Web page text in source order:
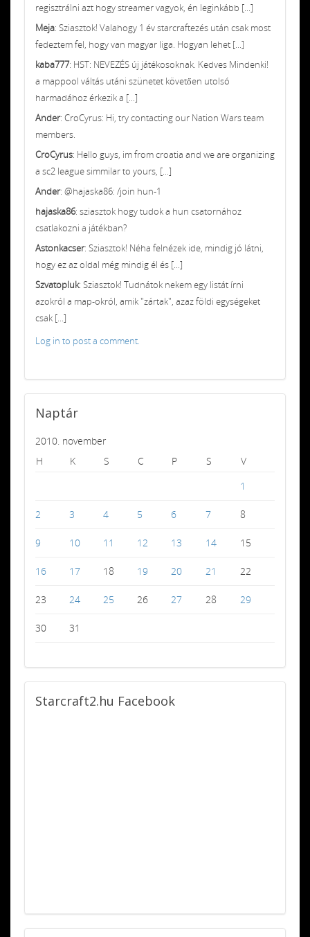
regisztrálni azt hogy streamer vagyok, én leginkább [...]
Meja: Sziasztok! Valahogy 1 év starcraftezés után csak most
fedeztem fel, hogy van magyar liga. Hogyan lehet [...]
kaba777: HST: NEVEZÉS új játékosoknak. Kedves Mindenki!
a mappool váltás utáni szünetet követően utolsó
harmadához érkezik a [...]
Ander: CroCyrus: Hi, try contacting our Nation Wars team
members.
CroCyrus: Hello guys, im from croatia and we are organizing
a sc2 league simmilar to yours, [...]
Ander: @hajaska86: /join hun-1
hajaska86: sziasztok hogy tudok a hun csatornához
csatlakozni a játékban?
Astonkacser: Sziasztok! Néha felnézek ide, mindig jó látni,
hogy ez az oldal még mindig él és [...]
Szvatopluk: Sziasztok! Tudnátok nekem egy listát írni
azokról a map-okról, amik "zártak", azaz földi egységeket
csak [...]
Log in to post a comment.
Naptár
2010. november
H
K S C P S
V
1
2 3 4 5 6 7 8
9 10 11 12 13 14 15
16 17 18 19 20 21 22
23 24 25 26 27 28 29
30 31
Starcraft2.hu Facebook